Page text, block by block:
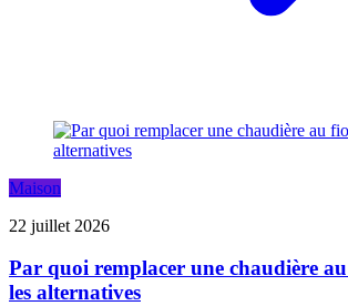
Maison
22 juillet 2026
Par quoi remplacer une chaudière
les alternatives